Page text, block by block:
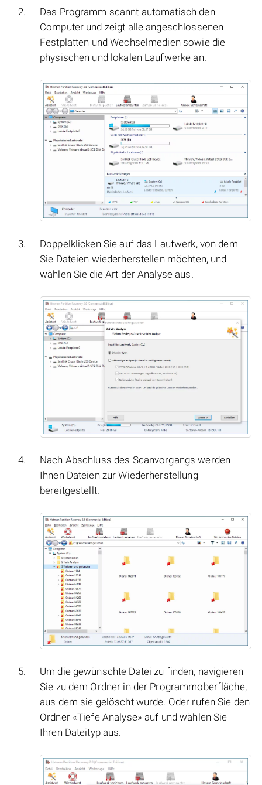
Das Programm scannt automatisch den
Computer und zeigt alle angeschlossenen
Festplatten und Wechselmedien sowie die
physischen und lokalen Laufwerke an.
Doppelklicken Sie auf das Laufwerk, von dem
Sie Dateien wiederherstellen möchten, und
wählen Sie die Art der Analyse aus.
Nach Abschluss des Scanvorgangs werden
Ihnen Dateien zur Wiederherstellung
bereitgestellt.
Um die gewünschte Datei zu finden, navigieren
Sie zu dem Ordner in der Programmoberfläche,
aus dem sie gelöscht wurde. Oder rufen Sie den
Ordner «Tiefe Analyse» auf und wählen Sie
Ihren Dateityp aus.